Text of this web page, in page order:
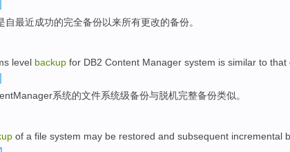
自最近成功的完全备份以来所有更改的备份。
level backup for DB2 Content Manager system is similar to that
Manager系统的文件系统级备份与脱机完整备份类似。
of a file system may be restored and subsequent incremental